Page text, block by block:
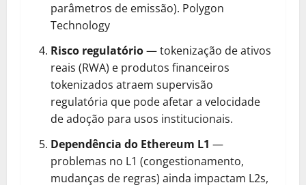
parâmetros de emissão). Polygon
Technology
Risco regulatório— tokenização de ativos
reais (RWA) e produtos financeiros
tokenizados atraem supervisão
regulatória que pode afetar a velocidade
de adoção para usos institucionais.
Dependência do Ethereum L1 —
problemas no L1 (congestionamento,
mudanças de regras) ainda impactam L2s,